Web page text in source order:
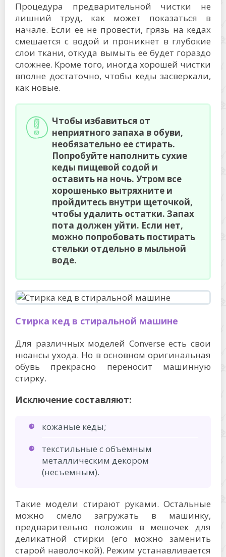
Процедура предварительной чистки не
лишний труд, как может показаться в
начале. Если ее не провести, грязь на кедах
смешается с водой и проникнет в глубокие
слои ткани, откуда вымыть ее будет гораздо
сложнее. Кроме того, иногда хорошей чистки
вполне достаточно, чтобы кеды засверкали,
как новые.
Чтобы избавиться от
неприятного запаха в обуви,
необязательно ее стирать.
Попробуйте наполнить сухие
кеды пищевой содой и
оставить на ночь. Утром все
хорошенько вытряхните и
пройдитесь внутри щеточкой,
чтобы удалить остатки. Запах
пота должен уйти. Если нет,
можно попробовать постирать
стельки отдельно в мыльной
воде.
Стирка кед в стиральной машине
Для различных моделей Converse есть свои
нюансы ухода. Но в основном оригинальная
обувь прекрасно переносит машинную
стирку.
Исключение составляют:
кожаные кеды;
текстильные с объемным
металлическим декором
(несъемным).
Такие модели стирают руками. Остальные
можно смело загружать в машинку,
предварительно положив в мешочек для
деликатной стирки (его можно заменить
старой наволочкой). Режим устанавливается